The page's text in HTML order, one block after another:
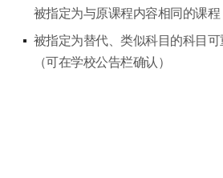
被指定为与原课程内容相同的课程
被指定为替代、类似科目的科目可
（可在学校公告栏确认）